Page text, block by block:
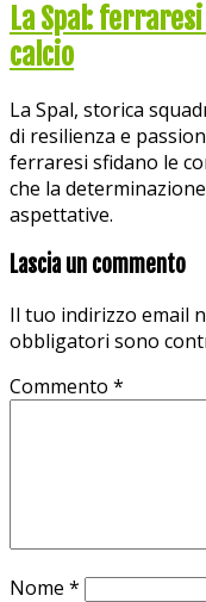
La Spal:
calcio
La Spal, storica
di resilienza e
ferraresi sfidano le
che la
aspettative.
Lascia un commento
Il tuo indirizzo email
obbligatori sono
Commento *
Nome *